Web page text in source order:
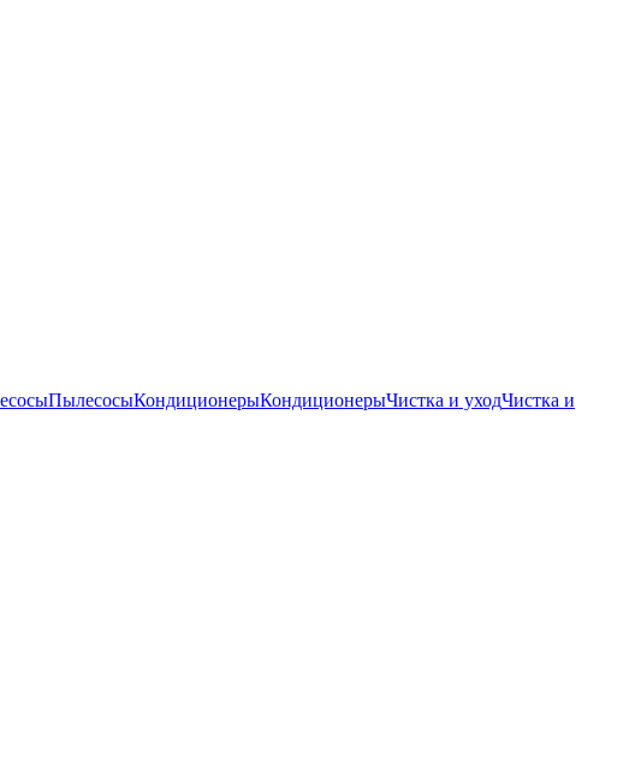
ПылесосыКондиционерыКондиционерыЧистка и уходЧистка и